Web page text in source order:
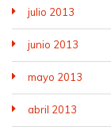
julio 2013
junio 2013
mayo 2013
abril 2013